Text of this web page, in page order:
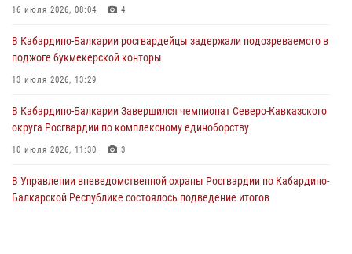
информирует
В Кабардино-Балкарии нештатные инструктора подразделений
Росгвардии отработали профессиональные навыки
16 июля 2026, 08:04 4
В Кабардино-Балкарии росгвардейцы задержали подозреваемого в
поджоге букмекерской конторы
13 июля 2026, 13:29
В Кабардино-Балкарии Завершился чемпионат Северо-Кавказского
округа Росгвардии по комплексному единоборству
10 июля 2026, 11:30 3
В Управлении вневедомственной охраны Росгвардии по Кабардино-
Балкарской Республике состоялось подведение итогов